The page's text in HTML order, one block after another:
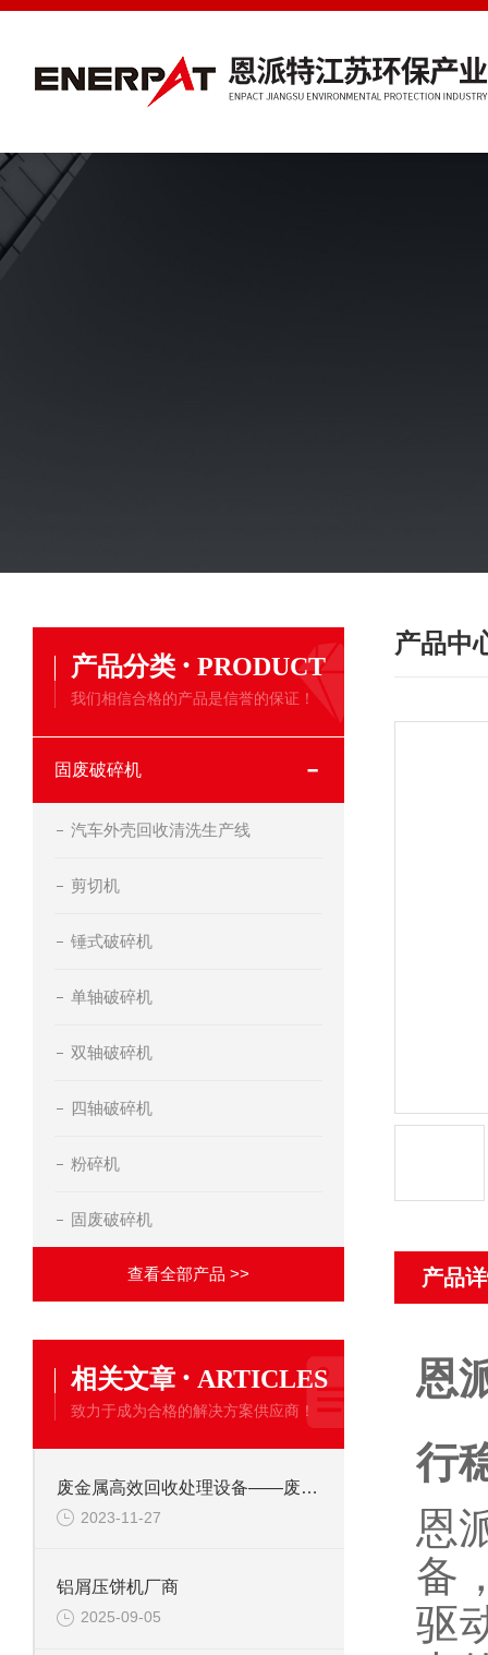
产品分类 · PRODUCT
我们相信合格的产品是信誉的保证！
固废破碎机
汽车外壳回收清洗生产线
剪切机
锤式破碎机
单轴破碎机
双轴破碎机
四轴破碎机
粉碎机
固废破碎机
查看全部产品 >>
相关文章 · ARTICLES
致力于成为合格的解决方案供应商！
废金属高效回收处理设备——废钢边角料锤式撕碎机
2023-11-27
铝屑压饼机厂商
2025-09-05
产品中
产品
恩
行
恩
备
驱